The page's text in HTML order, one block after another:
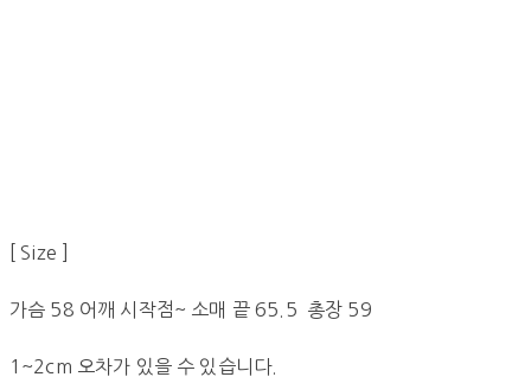
[ Size ]
가슴 58 어깨 시작점~ 소매 끝 65.5 총장 59
1~2cm 오차가 있을 수 있습니다.